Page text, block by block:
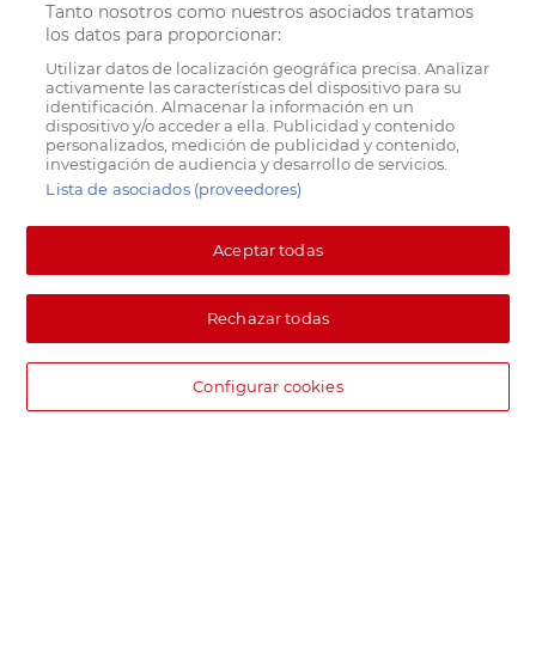
Tanto nosotros como nuestros asociados tratamos
los datos para proporcionar:
Utilizar datos de localización geográfica precisa. Analizar
activamente las características del dispositivo para su
identificación. Almacenar la información en un
dispositivo y/o acceder a ella. Publicidad y contenido
personalizados, medición de publicidad y contenido,
investigación de audiencia y desarrollo de servicios.
Lista de asociados (proveedores)
Aceptar todas
Rechazar todas
Configurar cookies